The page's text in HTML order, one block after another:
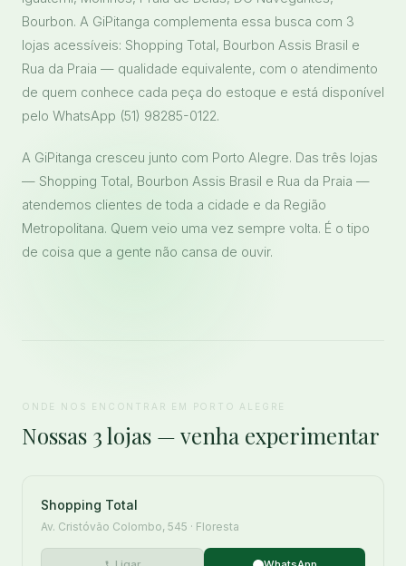
Bourbon. A GiPitanga complementa essa busca com 3
lojas acessíveis: Shopping Total, Bourbon Assis Brasil e
Rua da Praia — qualidade equivalente, com o atendimento
de quem conhece cada peça do estoque e está disponível
pelo WhatsApp (51) 98285-0122.
A GiPitanga cresceu junto com Porto Alegre. Das três lojas
— Shopping Total, Bourbon Assis Brasil e Rua da Praia —
atendemos clientes de toda a cidade e da Região
Metropolitana. Quem veio uma vez sempre volta. É o tipo
de coisa que a gente não cansa de ouvir.
ONDE NOS ENCONTRAR EM PORTO ALEGRE
Nossas 3 lojas — venha experimentar
Shopping Total
Av. Cristóvão Colombo, 545 · Floresta